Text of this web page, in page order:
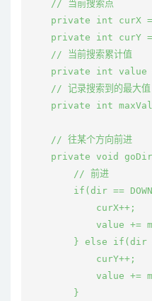
    // 当前搜索点
private int curX
private int curY
    // 当前搜索累计值
private int value
    // 记录搜索到的最大值
private int
    // 往某个方向前进
private void
        // 前进
if(dir ==
            curX++;
value +=
} else if(dir
            curY++;
value +=
        }